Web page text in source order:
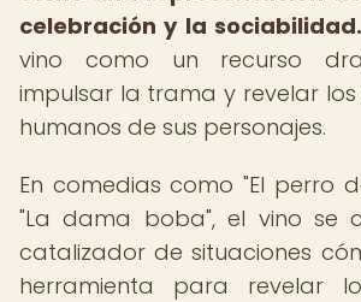
celebración y la sociabilidad.
vino como un recurso
impulsar la trama y revelar
humanos de sus personajes.
En comedias como "El perro
"La dama boba", el vino se
catalizador de situaciones
herramienta para revelar